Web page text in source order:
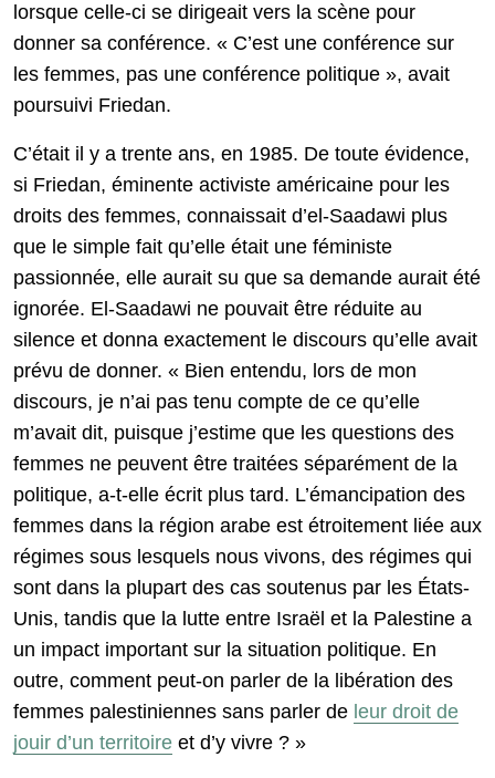
lorsque celle-ci se dirigeait vers la scène pour
donner sa conférence. « C’est une conférence sur
les femmes, pas une conférence politique », avait
poursuivi Friedan.
C’était il y a trente ans, en 1985. De toute évidence,
si Friedan, éminente activiste américaine pour les
droits des femmes, connaissait d’el-Saadawi plus
que le simple fait qu’elle était une féministe
passionnée, elle aurait su que sa demande aurait été
ignorée. El-Saadawi ne pouvait être réduite au
silence et donna exactement le discours qu’elle avait
prévu de donner. « Bien entendu, lors de mon
discours, je n’ai pas tenu compte de ce qu’elle
m’avait dit, puisque j’estime que les questions des
femmes ne peuvent être traitées séparément de la
politique, a-t-elle écrit plus tard. L’émancipation des
femmes dans la région arabe est étroitement liée aux
régimes sous lesquels nous vivons, des régimes qui
sont dans la plupart des cas soutenus par les États-
Unis, tandis que la lutte entre Israël et la Palestine a
un impact important sur la situation politique. En
outre, comment peut-on parler de la libération des
femmes palestiniennes sans parler de leur droit de
jouir d’un territoire et d’y vivre ? »